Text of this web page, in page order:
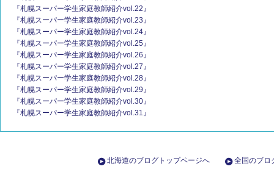
『札幌スーパー学生家庭教師紹介vol.22』
『札幌スーパー学生家庭教師紹介vol.23』
『札幌スーパー学生家庭教師紹介vol.24』
『札幌スーパー学生家庭教師紹介vol.25』
『札幌スーパー学生家庭教師紹介vol.26』
『札幌スーパー学生家庭教師紹介vol.27』
『札幌スーパー学生家庭教師紹介vol.28』
『札幌スーパー学生家庭教師紹介vol.29』
『札幌スーパー学生家庭教師紹介vol.30』
『札幌スーパー学生家庭教師紹介vol.31』
北海道のブログトップページへ 全国のブロ